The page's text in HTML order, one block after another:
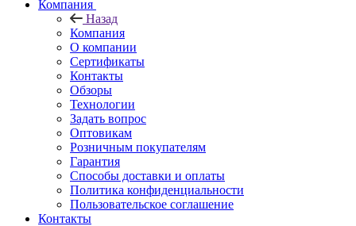
Компания
Назад
Компания
О компании
Сертификаты
Контакты
Обзоры
Технологии
Задать вопрос
Оптовикам
Розничным покупателям
Гарантия
Способы доставки и оплаты
Политика конфиденциальности
Пользовательское соглашение
Контакты